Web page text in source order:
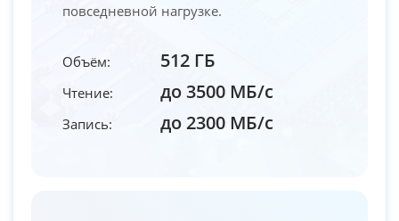
повседневной нагрузке.
Объём: 512 ГБ
Чтение: до 3500 МБ/с
Запись: до 2300 МБ/с